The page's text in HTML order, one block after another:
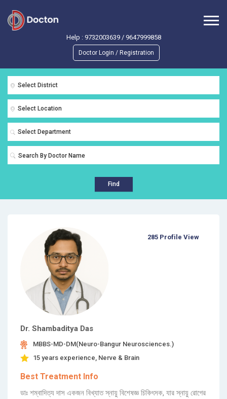
Help : 9732003639/ 9647999858
Doctor Login / Registration
Select District
Select Location
Select Department
Find
Dr. Shambaditya Das
MBBS-MD-DM(Neuro-Bangur Neurosciences.)
15 years experience, Nerve & Brain
Best Treatment Info
ডাঃ শম্বাদিত্য দাস একজন বিখ্যাত স্নায়ু বিশেষজ্ঞ চিকিৎসক, যার স্নায়ু রোগের
285 Profile View